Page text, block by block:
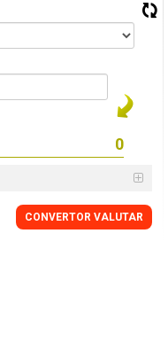
CONVERTOR VALUTAR